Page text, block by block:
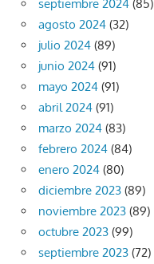
septiembre 2024 (85)
agosto 2024 (32)
julio 2024 (89)
junio 2024 (91)
mayo 2024 (91)
abril 2024 (91)
marzo 2024 (83)
febrero 2024 (84)
enero 2024 (80)
diciembre 2023 (89)
noviembre 2023 (89)
octubre 2023 (99)
septiembre 2023 (72)